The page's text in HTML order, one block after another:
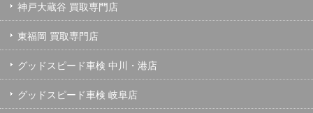
神戸大蔵谷 買取専門店
東福岡 買取専門店
グッドスピード車検 中川・港店
グッドスピード車検 岐阜店